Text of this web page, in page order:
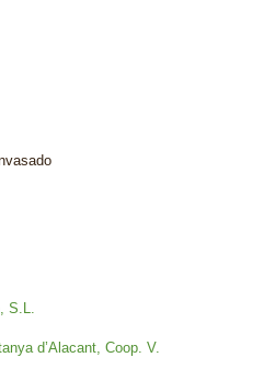
S.L.
d’Alacant, Coop. V.